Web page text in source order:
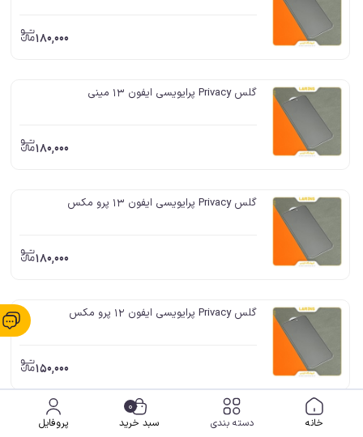
180,000
گلس Privacy پرایویسی ایفون 13 مینی
180,000
گلس Privacy پرایویسی ایفون 13 پرو مکس
180,000
گلس Privacy پرایویسی ایفون 12 پرو مکس
150,000
گلس Privacy پرایویسی ایفون 12 پرو- 12 پروفایل
0
سبد خرید دسته بندی خانه